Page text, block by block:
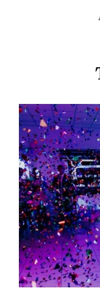
Portfolio
O mnie
Blog
Strefa klienta
Kontakt